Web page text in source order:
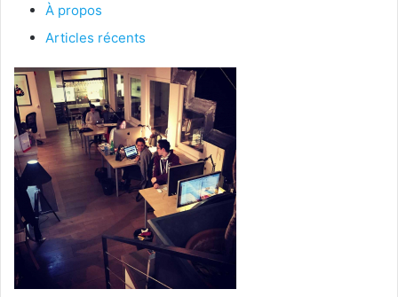
À propos
Articles récents